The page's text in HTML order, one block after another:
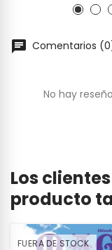
Comentarios
No hay
Los
producto
FUERA DE STOCK